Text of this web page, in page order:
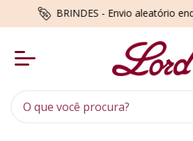
BRINDES - Envio aleatório